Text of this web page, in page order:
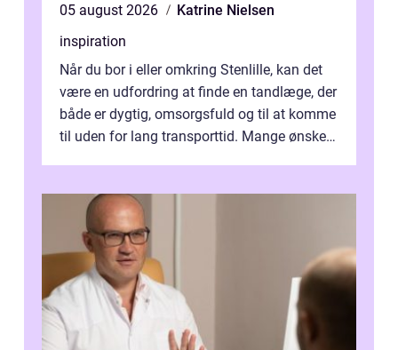
05 august 2026
Katrine Nielsen
inspiration
Når du bor i eller omkring Stenlille, kan det
være en udfordring at finde en tandlæge, der
både er dygtig, omsorgsfuld og til at komme
til uden for lang transporttid. Mange ønsker